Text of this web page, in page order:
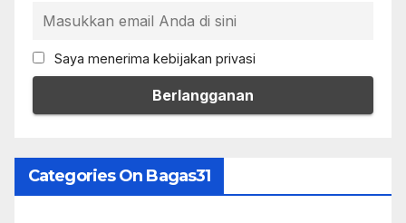
Saya menerima kebijakan privasi
Categories On Bagas31